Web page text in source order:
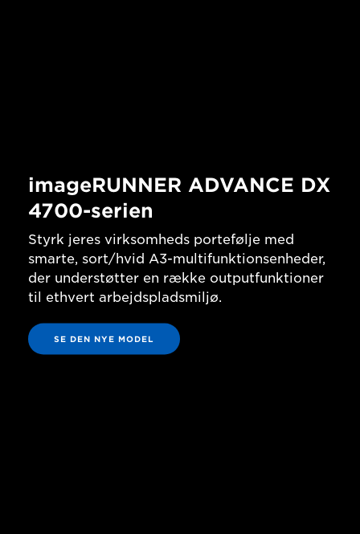
imageRUNNER ADVANCE DX
4700-serien
Styrk jeres virksomheds portefølje med
smarte, sort/hvid A3-multifunktionsenheder,
der understøtter en række outputfunktioner
til ethvert arbejdspladsmiljø.
SE DEN NYE MODEL